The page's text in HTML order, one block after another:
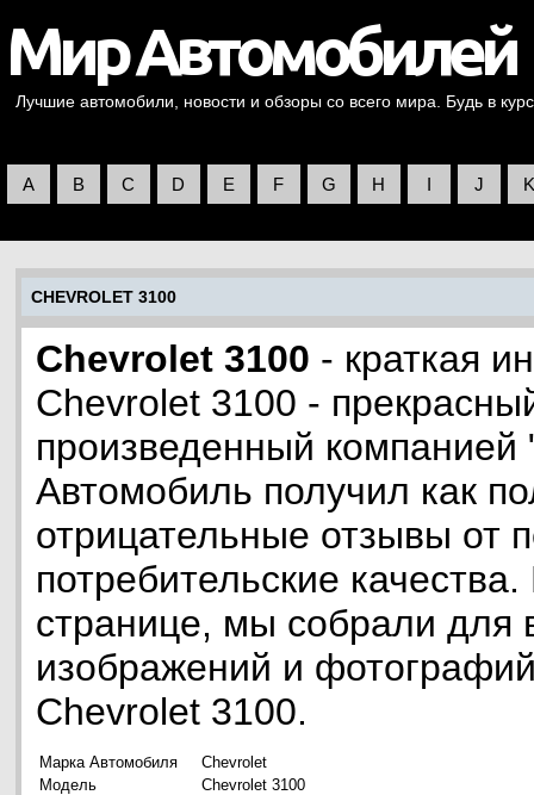
Лучшие автомобили, новости и обзоры со всего мира. Будь в
A B C D E F G H I J K
CHEVROLET 3100
Chevrolet 3100 - краткая
Chevrolet 3100 -
произведенный компанией
Автомобиль получил как
отрицательные отзывы от
потребительские
странице, мы собрали для
изображений и
Chevrolet 3100.
Марка Автомобиля
Chevrolet
Модель
Chevrolet 3100